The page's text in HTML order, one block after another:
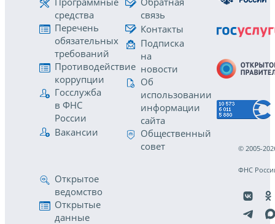
средства
Перечень
обязательных
требований
Противодействие
коррупции
Госслужба
в ФНС
России
Вакансии
связь
Контакты
Подписка
на
новости
Об
использовании
информации
сайта
Общественный
совет
Открытое
ведомство
Открытые
данные
© 2005-
ФНС